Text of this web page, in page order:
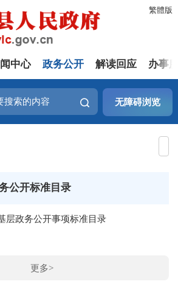
繁體版
中心 政务公开 解读回应 办事
无障碍浏览
公开标准目录
层政务公开事项标准目录
更多>